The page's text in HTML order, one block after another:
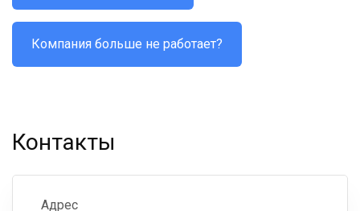
Компания больше не работает?
Контакты
Адрес